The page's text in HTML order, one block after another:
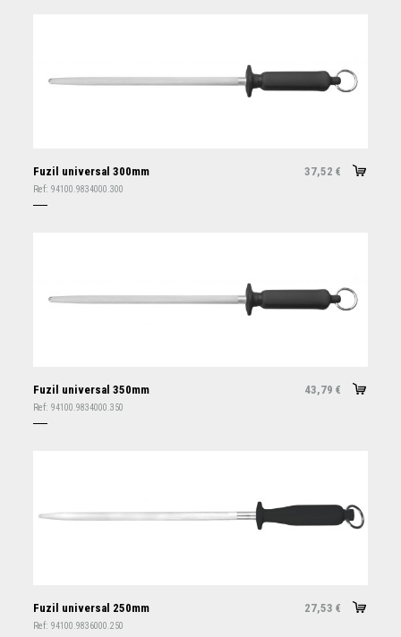
Fuzil universal 300mm 37,52 €
Ref: 94100.9834000.300
Fuzil universal 350mm 43,79 €
Ref: 94100.9834000.350
Fuzil universal 250mm 27,53 €
Ref: 94100.9836000.250